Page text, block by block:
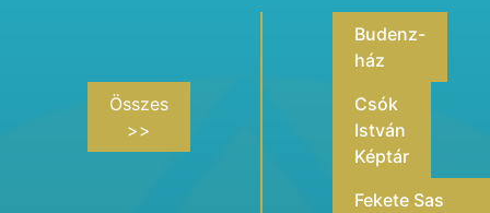
Összes
>>
Budenz-
ház
Csók
István
Képtár
Fekete Sas